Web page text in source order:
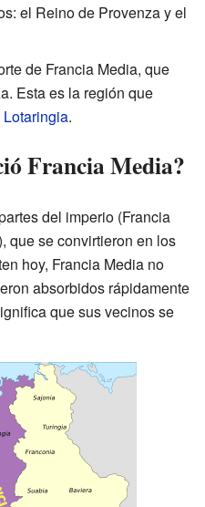
el Reino de Provenza y el
de Francia Media, que
Esta es la región que
Lotaringia.
Francia Media?
del imperio (Francia
que se convirtieron en los
hoy, Francia Media no
absorbidos rápidamente
que sus vecinos se